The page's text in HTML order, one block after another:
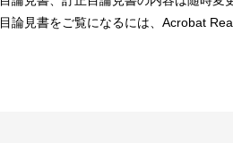
目論見書をご覧になるには、Acrobat